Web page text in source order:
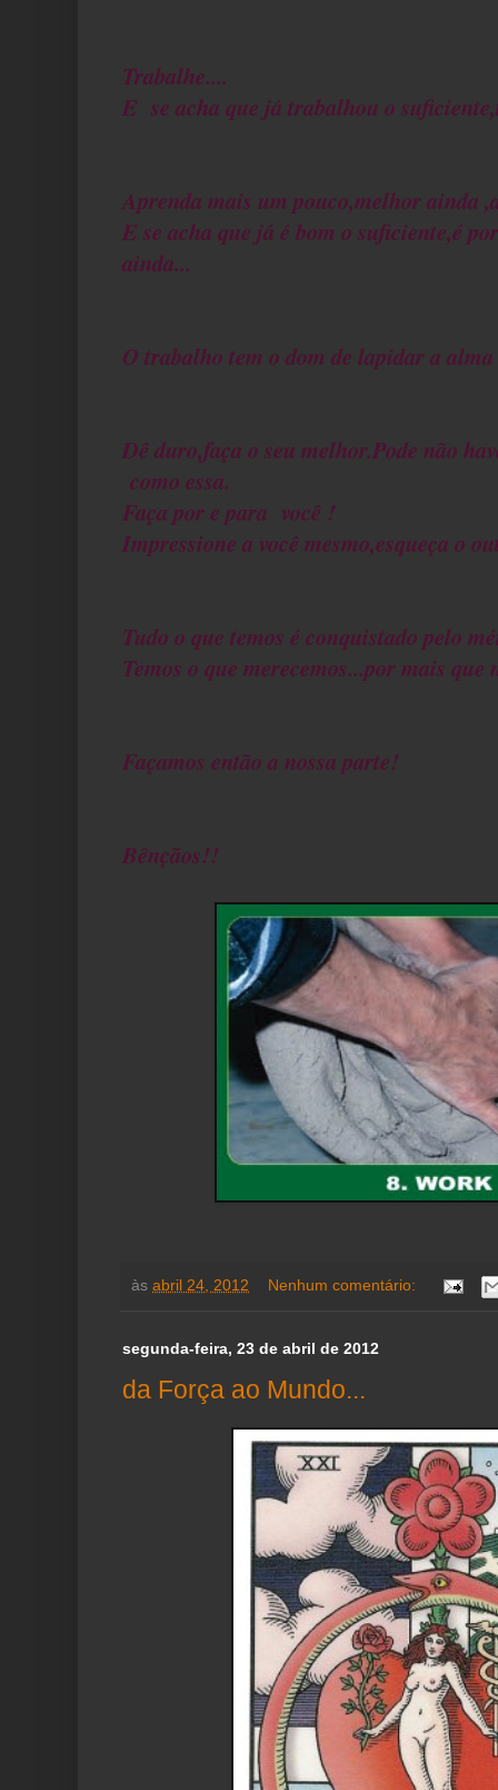
Trabalhe....
E se acha que já trabalhou o
Aprenda mais um pouco,melhor ainda
E se acha que já é bom o suficiente,é
ainda...
O trabalho tem o dom de lapidar a
Dê duro,faça o seu melhor.Pode não
como essa.
Faça por e para você !
Impressione a você mesmo,esqueça o
Tudo o que temos é conquistado pelo
Temos o que merecemos...por mais
Façamos então a nossa parte!
Bênçãos!!
às abril 24, 2012 Nenhum comentário:
segunda-feira, 23 de abril de 2012
da Força ao Mundo...